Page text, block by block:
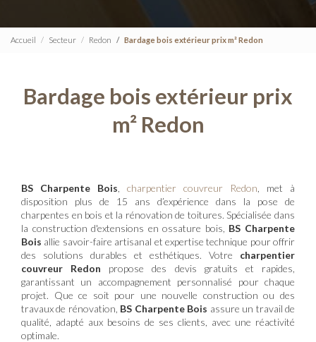
Accueil Secteur Redon Bardage bois extérieur prix m² Redon
Bardage bois extérieur prix
m² Redon
BS Charpente Bois charpentier couvreur Redon , met à
disposition plus de 15 ans d’expérience dans la pose de
charpentes en bois et la rénovation de toitures. Spécialisée dans
la construction d'extensions en ossature bois, BS Charpente
Bois allie savoir-faire artisanal et expertise technique pour offrir
des solutions durables et esthétiques. Votre charpentier
couvreur Redon propose des devis gratuits et rapides,
garantissant un accompagnement personnalisé pour chaque
projet. Que ce soit pour une nouvelle construction ou des
travaux de rénovation, BS Charpente Bois assure un travail de
qualité, adapté aux besoins de ses clients, avec une réactivité
optimale.